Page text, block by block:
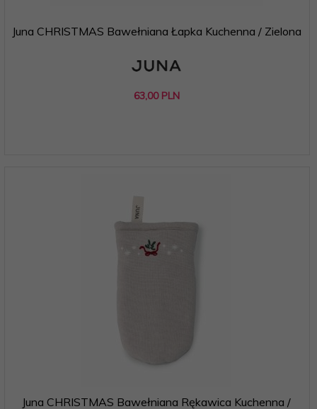
Juna CHRISTMAS Bawełniana Łapka Kuchenna / Zielona
63,00 PLN
Juna CHRISTMAS Bawełniana Rękawica Kuchenna /